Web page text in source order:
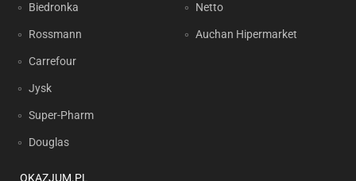
Biedronka
Rossmann
Carrefour
Jysk
Super-Pharm
Douglas
Netto
Auchan Hipermarket
OKAZJUM.PL